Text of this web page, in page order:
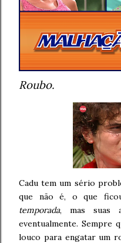
Roubo.
Cadu tem um sério
que não é, o que
temporada, mas suas
eventualmente. Sempre
louco para engatar um